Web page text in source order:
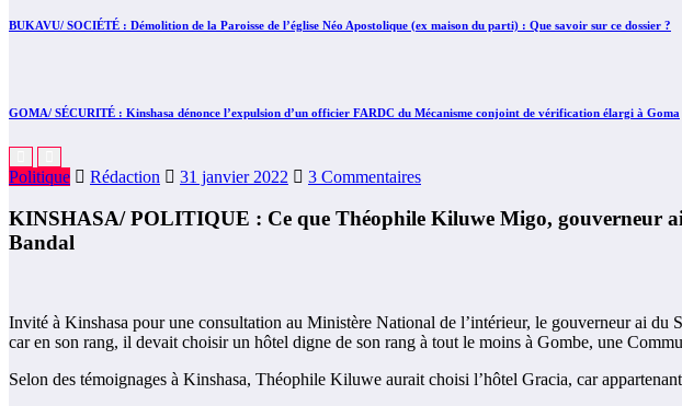
BUKAVU/ SOCIÉTÉ : Démolition de la Paroisse de l’église Néo Apostolique (ex maison du parti) : Que savoir sur ce dossier ?
GOMA/ SÉCURITÉ : Kinshasa dénonce l’expulsion d’un officier FARDC du Mécanisme conjoint de vérification élargi à Goma
Politique Rédaction 31 janvier 2022 3 Commentaires
KINSHASA/ POLITIQUE : Ce que Théophile Kiluwe Migo, gouverneur
Bandal
Invité à Kinshasa pour une consultation au Ministère National de l’intérieur, le gouverneur ai
car en son rang, il devait choisir un hôtel digne de son rang à tout le moins à Gombe, une
Selon des témoignages à Kinshasa, Théophile Kiluwe aurait choisi l’hôtel Gracia, car